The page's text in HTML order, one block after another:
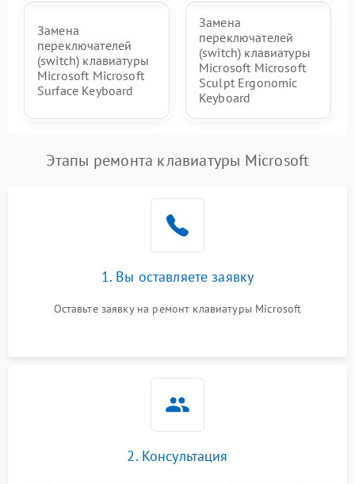
Замена
переключателей
(switch) клавиатуры
Microsoft Microsoft
Surface Keyboard
Замена
переключателей
(switch) клавиатуры
Microsoft Microsoft
Sculpt Ergonomic
Keyboard
Этапы ремонта клавиатуры Microsoft
1. Вы оставляете заявку
Оставьте заявку на ремонт клавиатуры Microsoft
2. Консультация